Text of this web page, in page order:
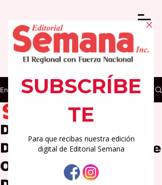
Entrada
De Yabucoa nueva
Directora Ejecutiva de
Oficina para el
2 min de lectura